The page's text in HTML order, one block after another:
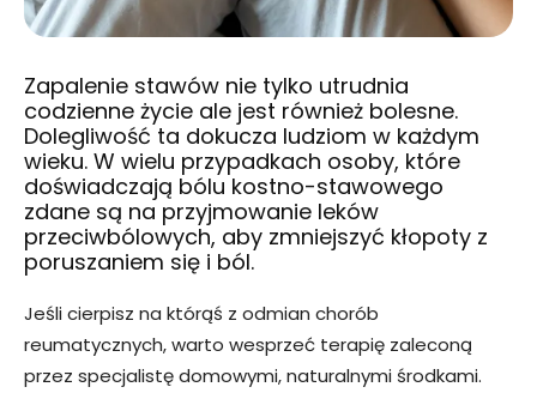
Zapalenie stawów nie tylko utrudnia
codzienne życie ale jest również bolesne.
Dolegliwość ta dokucza ludziom w każdym
wieku. W wielu przypadkach osoby, które
doświadczają bólu kostno-stawowego
zdane są na przyjmowanie leków
przeciwbólowych, aby zmniejszyć kłopoty z
poruszaniem się i ból.
Jeśli cierpisz na którąś z odmian chorób
reumatycznych, warto wesprzeć terapię zaleconą
przez specjalistę domowymi, naturalnymi środkami.